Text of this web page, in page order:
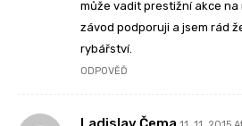
může vadit prestižní akce
závod podporuji a jsem rád
rybářství.
ODPOVĚĎ